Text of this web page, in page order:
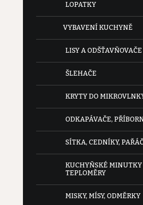
LOPATKY
VYBAVENÍ KUCHYNĚ
LISY A ODŠŤAVŇOVAČE
ŠLEHAČE
KRYTY DO
ODKAPÁVAČE,
SÍTKA, CEDNÍKY,
KUCHYŇSKÉ
TEPLOMĚRY
MISKY, MÍSY, ODMĚRKY